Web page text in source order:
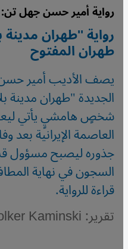
رواية أمير حسن جهل
رواية ''طهران
طهران المفتوح
يصف الأديب أمير
الجديدة "طهران مدينة
شخصٍ هامشيٍ يأتي
العاصمة الإيرانية بعد
جذوره ليصبح مسؤول
السجون في نهاية
قراءة للرواية.
تقرير: Volker Kaminski